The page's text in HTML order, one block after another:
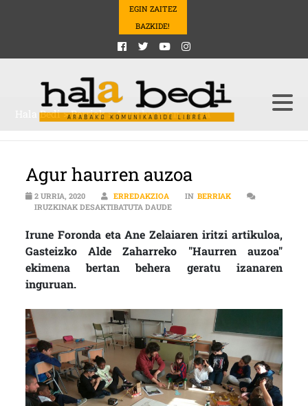
EGIN ZAITEZ
BAZKIDE!
Hala Bedi>Berriak>Agur haurren auzoa
Agur haurren auzoa
2 URRIA, 2020 ERREDAKZIOA IN BERRIAK
IRUZKINAK DESAKTIBATUTA DAUDEAGUR HAURREN AUZOA SARRERAN
Irune Foronda eta Ane Zelaiaren iritzi artikuloa,
Gasteizko Alde Zaharreko "Haurren auzoa"
ekimena bertan behera geratu izanaren
inguruan.